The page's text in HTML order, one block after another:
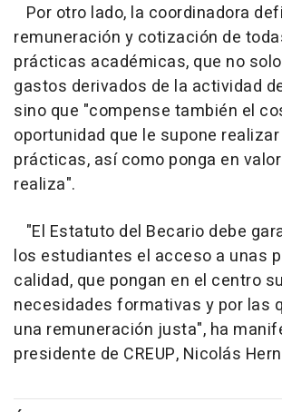
Por otro lado, la coordinadora
remuneración y cotización de
prácticas académicas, que no
gastos derivados de la actividad
sino que "compense también el
oportunidad que le supone
prácticas, así como ponga en
realiza".
"El Estatuto del Becario debe
los estudiantes el acceso a unas
calidad, que pongan en el centro
necesidades formativas y por las
una remuneración justa", ha
presidente de CREUP, Nicolás